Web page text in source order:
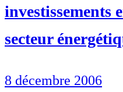
investissements
secteur
8 décembre 2006